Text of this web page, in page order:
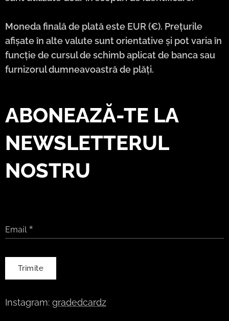
Moneda finală de plată este EUR (€). Prețurile
afișate în alte valute sunt orientative și pot varia în
funcție de cursul de schimb aplicat de banca sau
furnizorul dumneavoastră de plăți.
ABONEAZĂ-TE LA
NEWSLETTERUL
NOSTRU
Email
Trimite
Instagram: gradedcardz